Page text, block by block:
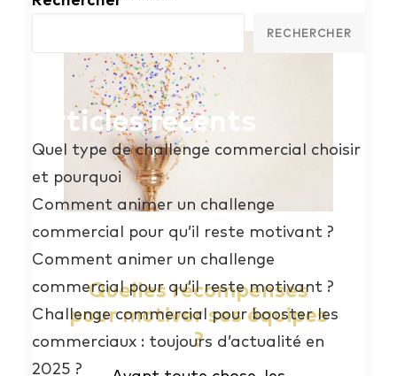
Quelles récompenses
pour motiver ses équipes
?
RECHERCHER
Articles récents
Quel type de challenge commercial choisir
et pourquoi
Comment animer un challenge
commercial pour qu’il reste motivant ?
Comment animer un challenge
commercial pour qu’il reste motivant ?
Challenge commercial pour booster les
commerciaux : toujours d’actualité en
2025 ?